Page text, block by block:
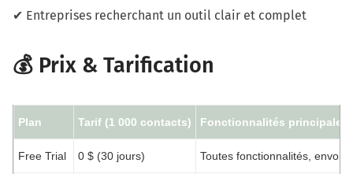
✔ Entreprises recherchant un outil clair et complet
💰 Prix & Tarification
Plan Tarif (1 000 contacts) Fonctionnalités principales
Free Trial 0 $ (30 jours) Toutes fonctionnalités, envoi